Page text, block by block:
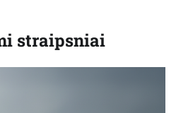
straipsniai